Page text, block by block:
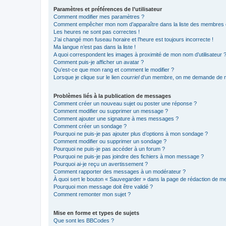
Paramètres et préférences de l’utilisateur
Comment modifier mes paramètres ?
Comment empêcher mon nom d’apparaître dans la liste des
Les heures ne sont pas correctes !
J’ai changé mon fuseau horaire et l’heure est toujours incorrecte !
Ma langue n’est pas dans la liste !
A quoi correspondent les images à proximité de mon nom d’utilisateur ?
Comment puis-je afficher un avatar ?
Qu’est-ce que mon rang et comment le modifier ?
Lorsque je clique sur le lien courrield’un membre, on me demande de
Problèmes liés à la publication de messages
Comment créer un nouveau sujet ou poster une réponse ?
Comment modifier ou supprimer un message ?
Comment ajouter une signature à mes messages ?
Comment créer un sondage ?
Pourquoi ne puis-je pas ajouter plus d’options à mon sondage ?
Comment modifier ou supprimer un sondage ?
Pourquoi ne puis-je pas accéder à un forum ?
Pourquoi ne puis-je pas joindre des fichiers à mon message ?
Pourquoi ai-je reçu un avertissement ?
Comment rapporter des messages à un modérateur ?
À quoi sert le bouton « Sauvegarder » dans la page de rédaction de
Pourquoi mon message doit être validé ?
Comment remonter mon sujet ?
Mise en forme et types de sujets
Que sont les BBCodes ?